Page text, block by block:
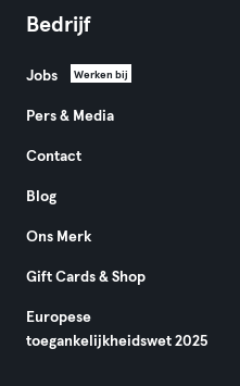
Bedrijf
Jobs Werken bij
Pers & Media
Contact
Blog
Ons Merk
Gift Cards & Shop
Europese
toegankelijkheidswet 2025